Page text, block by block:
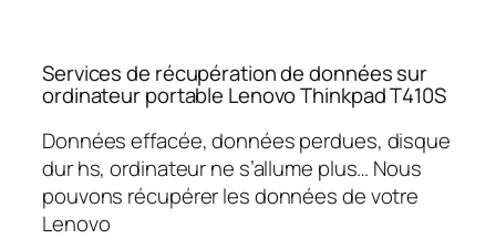
Services de récupération de données sur
ordinateur portable Lenovo Thinkpad T410S
Données effacée, données perdues, disque
dur hs, ordinateur ne s’allume plus… Nous
pouvons récupérer les données de votre
Lenovo